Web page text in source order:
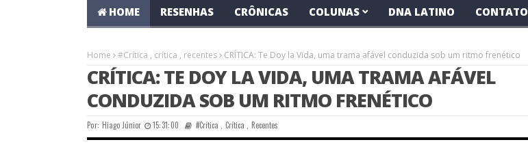
HOME RESENHAS CRÔNICAS COLUNAS DNA LATINO CONTATO
Home #Crítica , crítica , recentes CRÍTICA: Te Doy la Vida, uma trama afável conduzida sob um ritmo frenético
CRÍTICA: TE DOY LA VIDA, UMA TRAMA AFÁVEL
CONDUZIDA SOB UM RITMO FRENÉTICO
Por: Hiago Júnior 15:31:00 #Crítica ,Crítica Recentes